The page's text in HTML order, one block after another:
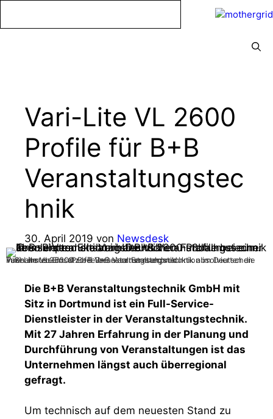
Vari-Lite VL 2600
Profile für B+B
Veranstaltungstec
hnik
30. April 2019 von Newsdesk
Ihren ersten Einsatz bei B+B Veranstaltungstechnik absolvierten die Vari-Lite VL2600 Profile bei einer Fernsehproduktion im Deutschen Fußballmuseum. © B+B Veranstaltungstechnik
Die B+B Veranstaltungstechnik GmbH mit
Sitz in Dortmund ist ein Full-Service-
Dienstleister in der Veranstaltungstechnik.
Mit 27 Jahren Erfahrung in der Planung und
Durchführung von Veranstaltungen ist das
Unternehmen längst auch überregional
gefragt.
Um technisch auf dem neuesten Stand zu